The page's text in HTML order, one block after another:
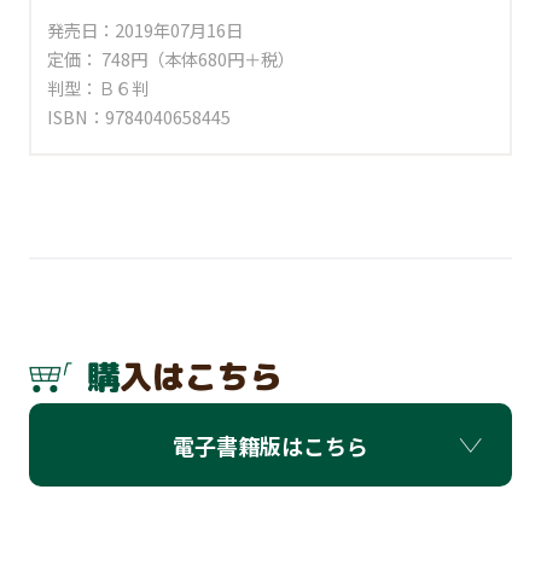
発売日：2019年07月16日
定価： 748円（本体680円＋税）
判型：Ｂ６判
ISBN：9784040658445
購入はこちら
電子書籍版はこちら